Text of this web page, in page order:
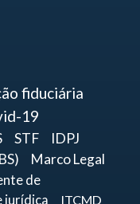
fiduciária
19
STF
IDPJ
Marco Legal
de
jurídica
ITCMD